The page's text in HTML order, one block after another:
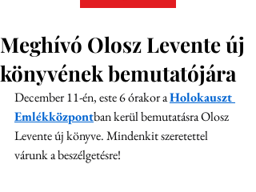
Meghívó Olosz Levente új
könyvének bemutatójára
December 11-én, este 6 órakor a Holokauszt
Emlékközpontban kerül bemutatásra Olosz
Levente új könyve. Mindenkit szeretettel
várunk a beszélgetésre!